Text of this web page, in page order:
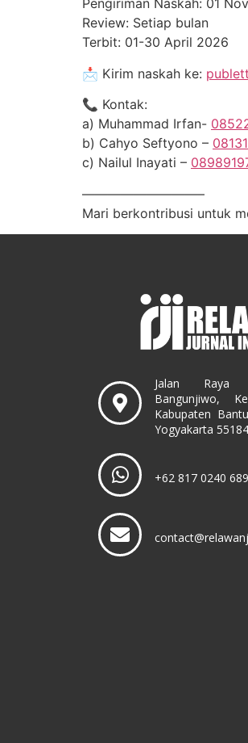
Pengiriman Naskah: 01
Review: Setiap bulan
Terbit: 01-30 April 2026
📩 Kirim naskah ke:
📞 Kontak:
a) Muhammad Irfan-
b) Cahyo Seftyono –
c) Nailul Inayati –
—————————–
Mari berkontribusi untuk
Jalan Raya
Bangunjiwo,
Kabupaten
Yogyakarta 55184
+62 817 0240 689